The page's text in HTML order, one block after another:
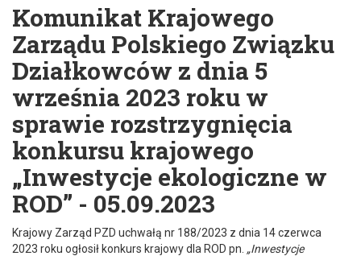
Komunikat Krajowego
Zarządu Polskiego Związku
Działkowców z dnia 5
września 2023 roku w
sprawie rozstrzygnięcia
konkursu krajowego
„Inwestycje ekologiczne w
ROD” - 05.09.2023
Krajowy Zarząd PZD uchwałą nr 188/2023 z dnia 14 czerwca
2023 roku ogłosił konkurs krajowy dla ROD pn. „Inwestycje